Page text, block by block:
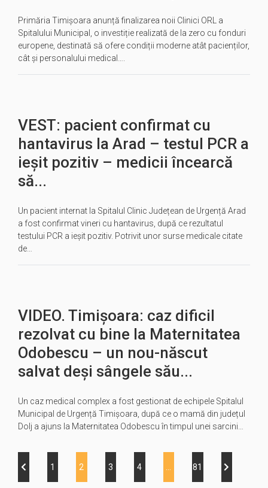
Primăria Timișoara anunță finalizarea noii Clinici ORL a
Spitalului Municipal, o investiție realizată de la zero cu fonduri
europene, destinată să ofere condiții moderne atât pacienților,
cât și personalului medical….
VEST: pacient confirmat cu
hantavirus la Arad – testul PCR a
ieșit pozitiv – medicii încearcă
să...
Un pacient internat la Spitalul Clinic Județean de Urgență Arad
a fost confirmat vineri cu hantavirus, după ce rezultatul
testului PCR a ieșit pozitiv. Potrivit unor surse medicale citate
de…
VIDEO. Timișoara: caz dificil
rezolvat cu bine la Maternitatea
Odobescu – un nou-născut
salvat deși sângele său...
Un caz medical complex a fost gestionat de echipele Spitalul
Municipal de Urgență Timișoara, după ce o mamă din județul
Dolj a ajuns la Maternitatea Odobescu în timpul unei sarcini…
1 2 3 4 81